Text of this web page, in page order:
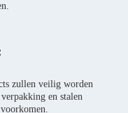
zullen veilig worden
en stalen